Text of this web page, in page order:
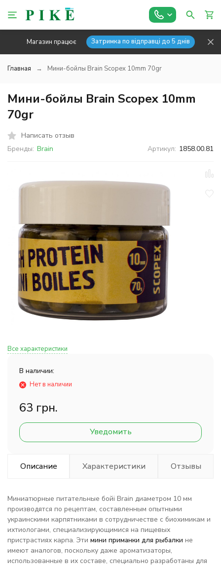
Магазин працює Затримка по відправці до 5 днів
Главная Мини-бойлы Brain Scopex 10mm 70gr
Мини-бойлы Brain Scopex 10mm
70gr
Написать отзыв
Бренды: Brain Артикул: 1858.00.81
Все характеристики
В наличии:
Нет в наличии
63 грн.
Уведомить
Описание Характеристики Отзывы
Миниатюрные питательные бойі Brain диаметром 10 мм
производятся по рецептам, составленным опытными
украинскими карпятниками в сотрудничестве с биохимикам и
ихтиологами, специализирующимися на пищевых
пристрастиях карпа. Эти мини приманки для рыбалки не
имеют аналогов, поскольку даже ароматизаторы,
использованные в их составе, специально разработаны для